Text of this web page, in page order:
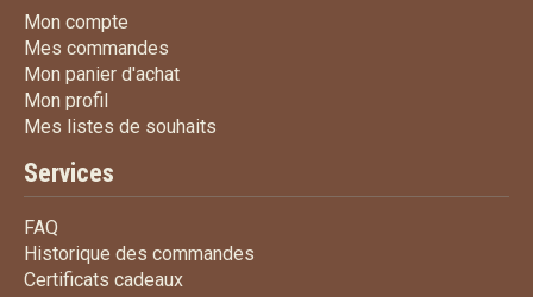
Mon compte
Mes commandes
Mon panier d'achatMon panier d'achat
Mon profil
Mes listes de souhaits
Services
FAQ
Historique des commandes
Certificats cadeauxCertificats cadeaux